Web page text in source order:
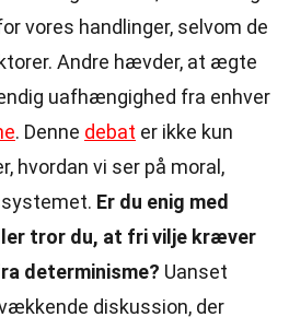
vores handlinger, selvom de
Andre hævder, at ægte
uafhængighed fra enhver
. Denne debat er ikke kun
hvordan vi ser på moral,
Er du enig med
tror du, at fri vilje kræver
determinisme? Uanset
diskussion, der